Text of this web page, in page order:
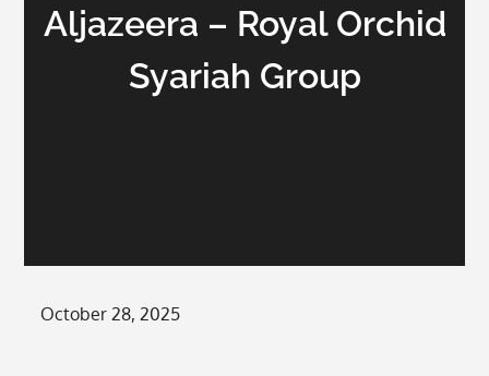
Aljazeera – Royal Orchid
Syariah Group
Posted
October 28, 2025